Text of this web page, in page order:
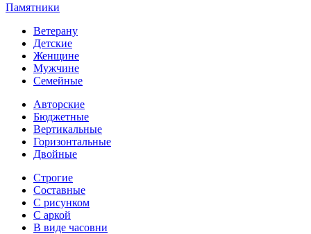
Памятники
Ветерану
Детские
Женщине
Мужчине
Семейные
Авторские
Бюджетные
Вертикальные
Горизонтальные
Двойные
Строгие
Составные
С рисунком
С аркой
В виде часовни